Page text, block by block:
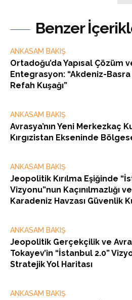
Benzer
ANKASAM BAKIŞ
Ortadoğu’da Yapısal Çözüm
Entegrasyon: “Akdeniz-
Refah Kuşağı”
ANKASAM BAKIŞ
Avrasya’nın Yeni Merkezkaç
Kırgızistan Ekseninde
ANKASAM BAKIŞ
Jeopolitik Kırılma Eşiğinde
Vizyonu”nun Kaçınılmazlığı
Karadeniz Havzası Güvenlik
ANKASAM BAKIŞ
Jeopolitik Gerçekçilik ve
Tokayev’in “İstanbul 2.0”
Stratejik Yol Haritası
ANKASAM BAKIŞ